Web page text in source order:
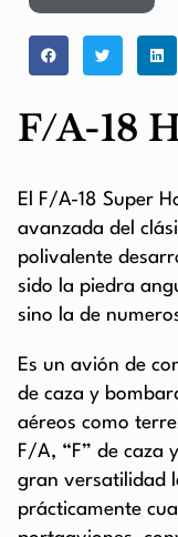
F/A-18
El F/A-18 Super
avanzada del
polivalente
sido la piedra
sino la de
Es un avión de
de caza y
aéreos como
F/A, “F” de caza
gran versatilidad
prácticamente